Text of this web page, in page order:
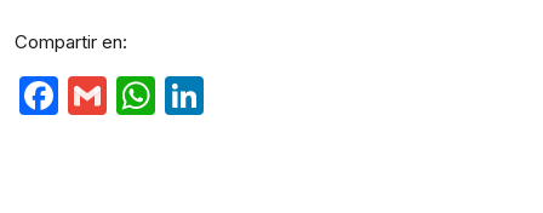
Compartir en:
Facebook
GmailWhatsApp